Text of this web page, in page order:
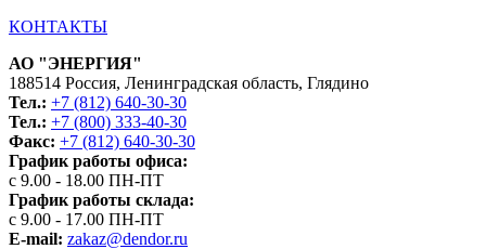
КОНТАКТЫ
АО "ЭНЕРГИЯ"
188514 Россия, Ленинградская область, Глядино
Тел.: +7 (812) 640-30-30
Тел.: +7 (800) 333-40-30
Факс: +7 (812) 640-30-30
График работы офиса:
с 9.00 - 18.00 ПН-ПТ
График работы склада:
с 9.00 - 17.00 ПН-ПТ
E-mail: zakaz@dendor.ru